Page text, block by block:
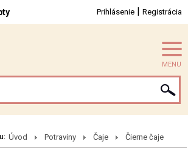
Prihlásenie | Registrácia
MENU
Úvod Potraviny Čaje Čierne čaje